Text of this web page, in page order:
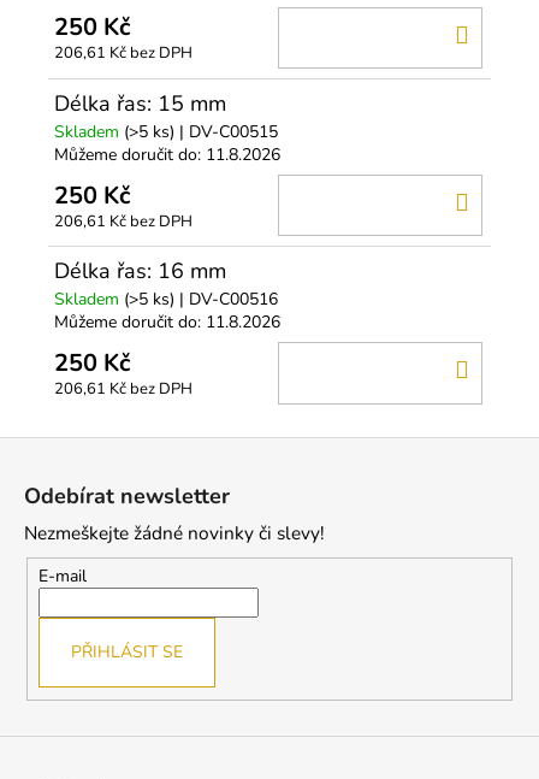
250 Kč
206,61 Kč bez DPH
Délka řas: 15 mm
Skladem (>5 ks) | DV-C00515
Můžeme doručit do: 11.8.2026
250 Kč
206,61 Kč bez DPH
Délka řas: 16 mm
Skladem (>5 ks) | DV-C00516
Můžeme doručit do: 11.8.2026
250 Kč
206,61 Kč bez DPH
Odebírat newsletter
Nezmeškejte žádné novinky či slevy!
E-mail
PŘIHLÁSIT SE